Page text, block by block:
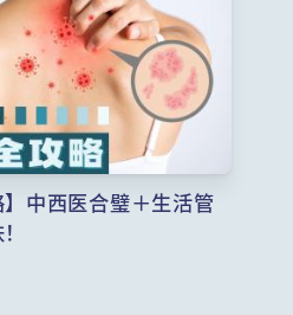
】中西医合璧＋生活管